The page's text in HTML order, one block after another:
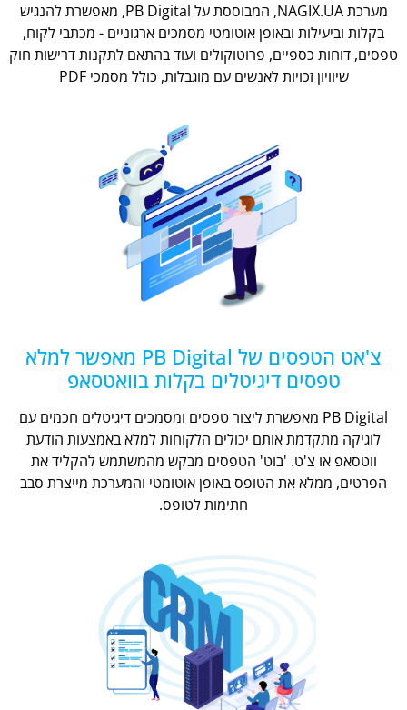
מערכת NAGIX.UA, המבוססת על PB Digital, מאפשרת להנגיש
בקלות וביעילות ובאופן אוטומטי מסמכים ארגוניים - מכתבי לקוח,
טפסים, דוחות כספיים, פרוטוקולים ועוד בהתאם לתקנות דרישות חוק
שיוויון זכויות לאנשים עם מוגבלות, כולל מסמכי PDF
צ'אט הטפסים של PB Digital מאפשר למלא
טפסים דיגיטלים בקלות בוואטסאפ
PB Digital מאפשרת ליצור טפסים ומסמכים דיגיטלים חכמים עם
לוגיקה מתקדמת אותם יכולים הלקוחות למלא באמצעות הודעת
ווטסאפ או צ'ט. 'בוט' הטפסים מבקש מהמשתמש להקליד את
הפרטים, ממלא את הטופס באופן אוטומטי והמערכת מייצרת סבב
חתימות לטופס.